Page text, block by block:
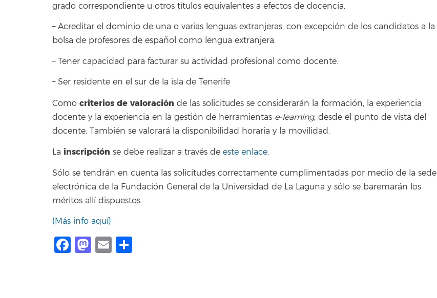
grado correspondiente u otros títulos equivalentes a efectos de docencia.
– Acreditar el dominio de una o varias lenguas extranjeras, con excepción de los candidatos a la
bolsa de profesores de español como lengua extranjera.
– Tener capacidad para facturar su actividad profesional como docente.
– Ser residente en el sur de la isla de Tenerife
Como criterios de valoración de las solicitudes se considerarán la formación, la experiencia
docente y la experiencia en la gestión de herramientas e-learning, desde el punto de vista del
docente. También se valorará la disponibilidad horaria y la movilidad.
La inscripción se debe realizar a través de este enlace.
Sólo se tendrán en cuenta las solicitudes correctamente cumplimentadas por medio de la sede
electrónica de la Fundación General de la Universidad de La Laguna y sólo se baremarán los
méritos allí dispuestos.
(Más info aquí)
Facebook
Mastodon
Email